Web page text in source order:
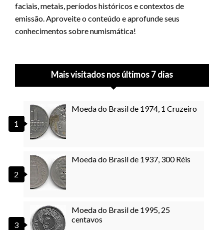
faciais, metais, períodos históricos e contextos de
emissão. Aproveite o conteúdo e aprofunde seus
conhecimentos sobre numismática!
Mais visitados nos últimos 7 dias
Moeda do Brasil de 1974, 1 Cruzeiro
Moeda do Brasil de 1937, 300 Réis
Moeda do Brasil de 1995, 25
centavos